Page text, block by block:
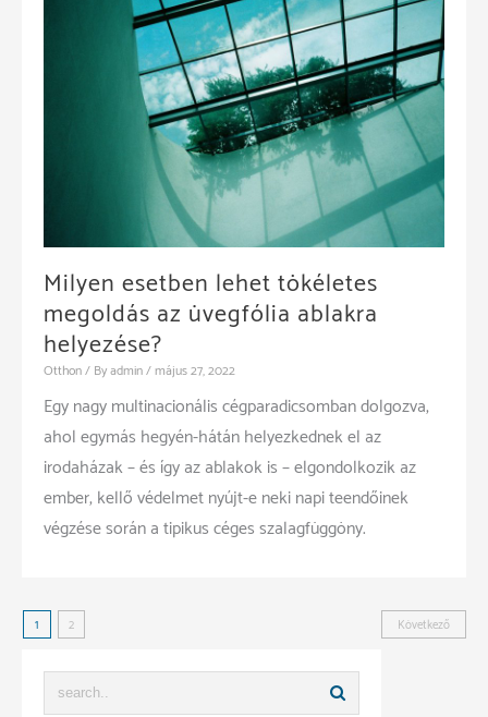
Milyen esetben lehet tökéletes
megoldás az üvegfólia ablakra
helyezése?
Otthon/ Byadmin/május 27, 2022
Egy nagy multinacionális cégparadicsomban dolgozva,
ahol egymás hegyén-hátán helyezkednek el az
irodaházak – és így az ablakok is – elgondolkozik az
ember, kellő védelmet nyújt-e neki napi teendőinek
végzése során a tipikus céges szalagfüggöny.
Bejegyzések
lapozása
1 2 Következő